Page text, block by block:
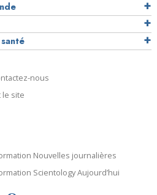
nous
le site
Nouvelles journalières
Scientology Aujourd’hui